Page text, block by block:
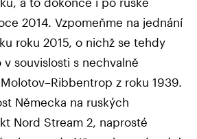
2014. Vzpomeňme na jednání
roku 2015, o nichž se tehdy
souvislosti s nechvalně
z roku 1939.
Německa na ruských
Nord Stream 2, naprosté